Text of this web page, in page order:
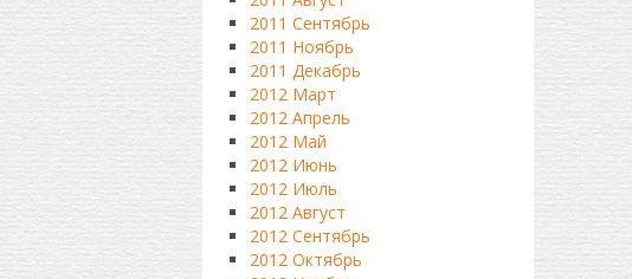
2011 Сентябрь
2011 Ноябрь
2011 Декабрь
2012 Март
2012 Апрель
2012 Май
2012 Июнь
2012 Июль
2012 Август
2012 Сентябрь
2012 Октябрь